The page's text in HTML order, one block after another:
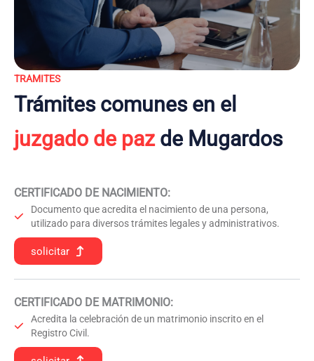
TRAMITES
Trámites comunes en el
juzgado de pazde Mugardos
CERTIFICADO DE NACIMIENTO:
Documento que acredita el nacimiento de una persona,
utilizado para diversos trámites legales y administrativos.
solicitar
CERTIFICADO DE MATRIMONIO:
Acredita la celebración de un matrimonio inscrito en el
Registro Civil.